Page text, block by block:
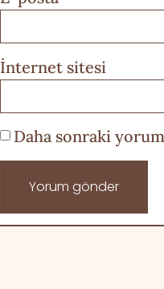
İnternet sitesi
Daha sonraki